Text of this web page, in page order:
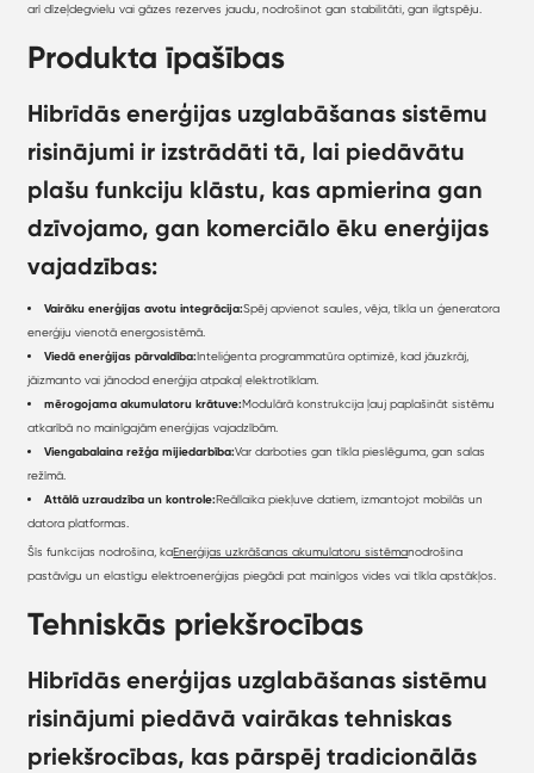
arī dīzeļdegvielu vai gāzes rezerves jaudu, nodrošinot gan stabilitāti, gan ilgtspēju.
Produkta īpašības
Hibrīdās enerģijas uzglabāšanas sistēmu
risinājumi ir izstrādāti tā, lai piedāvātu
plašu funkciju klāstu, kas apmierina gan
dzīvojamo, gan komerciālo ēku enerģijas
vajadzības:
Vairāku enerģijas avotu integrācija:Spēj apvienot saules, vēja, tīkla un ģeneratora
enerģiju vienotā energosistēmā.
Viedā enerģijas pārvaldība:Inteliģenta programmatūra optimizē, kad jāuzkrāj,
jāizmanto vai jānodod enerģija atpakaļ elektrotīklam.
mērogojama akumulatoru krātuve:Modulārā konstrukcija ļauj paplašināt sistēmu
atkarībā no mainīgajām enerģijas vajadzībām.
Viengabalaina režģa mijiedarbība:Var darboties gan tīkla pieslēguma, gan salas
režīmā.
Attālā uzraudzība un kontrole:Reāllaika piekļuve datiem, izmantojot mobilās un
datora platformas.
Šīs funkcijas nodrošina, kaEnerģijas uzkrāšanas akumulatoru sistēmanodrošina
pastāvīgu un elastīgu elektroenerģijas piegādi pat mainīgos vides vai tīkla apstākļos.
Tehniskās priekšrocības
Hibrīdās enerģijas uzglabāšanas sistēmu
risinājumi piedāvā vairākas tehniskas
priekšrocības, kas pārspēj tradicionālās